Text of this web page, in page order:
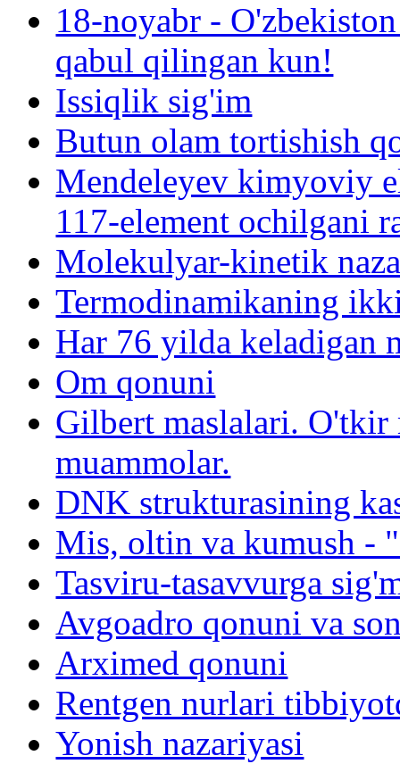
18-noyabr -
qabul qilingan kun!
Issiqlik sig'im
Butun olam tortishish
Mendeleyev kimyoviy
117-element ochilgani
Molekulyar-kinetik
Termodinamikaning
Har 76 yilda keladigan
Om qonuni
Gilbert maslalari. O'tkir
muammolar.
DNK strukturasining
Mis, oltin va kumush -
Tasviru-tasavvurga
Avgoadro qonuni va
Arximed qonuni
Rentgen nurlari
Yonish nazariyasi